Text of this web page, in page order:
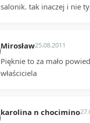
salonik. tak inaczej i nie
Mirosław25.08.2011
Pięknie to za mało
właściciela
karolina n chocimino